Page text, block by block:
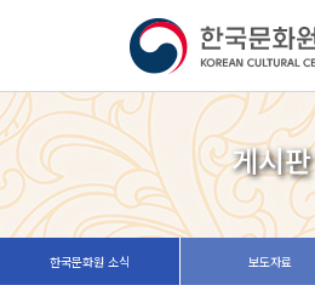
게시판
한국문화원 소식 보도자료